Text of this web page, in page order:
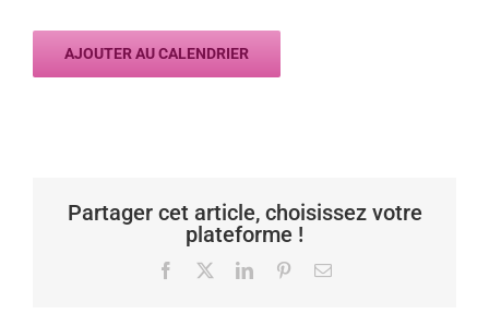
AJOUTER AU CALENDRIER
Partager cet article, choisissez votre
plateforme !
Facebook LinkedInPinterestEmail